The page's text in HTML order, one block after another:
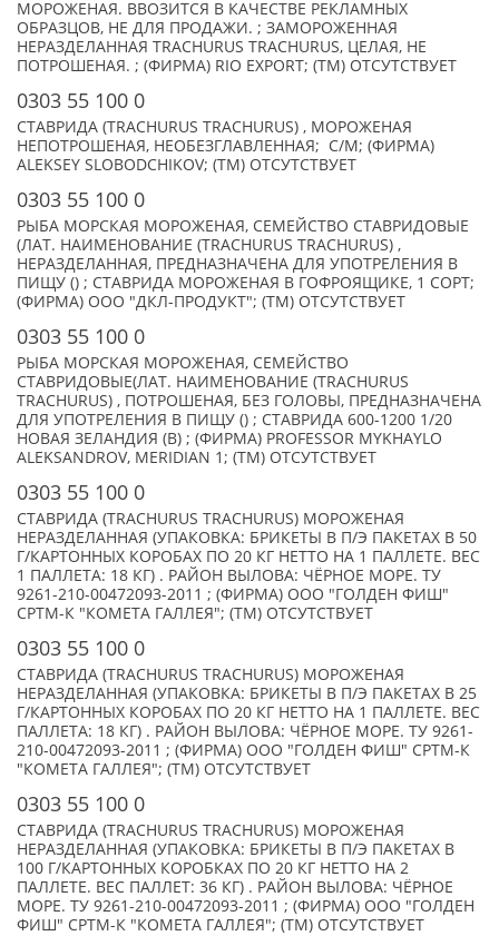
МОРОЖЕНАЯ. ВВОЗИТСЯ В КАЧЕСТВЕ РЕКЛАМНЫХ
ОБРАЗЦОВ, НЕ ДЛЯ ПРОДАЖИ. ; ЗАМОРОЖЕННАЯ
НЕРАЗДЕЛАННАЯ TRACHURUS TRACHURUS, ЦЕЛАЯ, НЕ
ПОТРОШЕНАЯ. ; (ФИРМА) RIO EXPORT; (TM) ОТСУТСТВУЕТ
0303 55 100 0
СТАВРИДА (TRACHURUS TRACHURUS) , МОРОЖЕНАЯ
НЕПОТРОШЕНАЯ, НЕОБЕЗГЛАВЛЕННАЯ; С/М; (ФИРМА)
ALEKSEY SLOBODCHIKOV; (TM) ОТСУТСТВУЕТ
0303 55 100 0
РЫБА МОРСКАЯ МОРОЖЕНАЯ, СЕМЕЙСТВО СТАВРИДОВЫЕ
(ЛАТ. НАИМЕНОВАНИЕ (TRACHURUS TRACHURUS) ,
НЕРАЗДЕЛАННАЯ, ПРЕДНАЗНАЧЕНА ДЛЯ УПОТРЕЛЕНИЯ В
ПИЩУ () ; СТАВРИДА МОРОЖЕНАЯ В ГОФРОЯЩИКЕ, 1 СОРТ;
(ФИРМА) ООО "ДКЛ-ПРОДУКТ"; (TM) ОТСУТСТВУЕТ
0303 55 100 0
РЫБА МОРСКАЯ МОРОЖЕНАЯ, СЕМЕЙСТВО
СТАВРИДОВЫЕ(ЛАТ. НАИМЕНОВАНИЕ (TRACHURUS
TRACHURUS) , ПОТРОШЕНАЯ, БЕЗ ГОЛОВЫ, ПРЕДНАЗНАЧЕНА
ДЛЯ УПОТРЕЛЕНИЯ В ПИЩУ () ; СТАВРИДА 600-1200 1/20
НОВАЯ ЗЕЛАНДИЯ (В) ; (ФИРМА) PROFESSOR MYKHAYLO
ALEKSANDROV, MERIDIAN 1; (TM) ОТСУТСТВУЕТ
0303 55 100 0
СТАВРИДА (TRACHURUS TRACHURUS) МОРОЖЕНАЯ
НЕРАЗДЕЛАННАЯ (УПАКОВКА: БРИКЕТЫ В П/Э ПАКЕТАХ В 50
Г/КАРТОННЫХ КОРОБАХ ПО 20 КГ НЕТТО НА 1 ПАЛЛЕТЕ. ВЕС
1 ПАЛЛЕТА: 18 КГ) . РАЙОН ВЫЛОВА: ЧЁРНОЕ МОРЕ. ТУ
9261-210-00472093-2011 ; (ФИРМА) ООО "ГОЛДЕН ФИШ"
СРТМ-К "КОМЕТА ГАЛЛЕЯ"; (TM) ОТСУТСТВУЕТ
0303 55 100 0
СТАВРИДА (TRACHURUS TRACHURUS) МОРОЖЕНАЯ
НЕРАЗДЕЛАННАЯ (УПАКОВКА: БРИКЕТЫ В П/Э ПАКЕТАХ В 25
Г/КАРТОННЫХ КОРОБАХ ПО 20 КГ НЕТТО НА 1 ПАЛЛЕТЕ. ВЕС
ПАЛЛЕТА: 18 КГ) . РАЙОН ВЫЛОВА: ЧЁРНОЕ МОРЕ. ТУ 9261-
210-00472093-2011 ; (ФИРМА) ООО "ГОЛДЕН ФИШ" СРТМ-К
"КОМЕТА ГАЛЛЕЯ"; (TM) ОТСУТСТВУЕТ
0303 55 100 0
СТАВРИДА (TRACHURUS TRACHURUS) МОРОЖЕНАЯ
НЕРАЗДЕЛАННАЯ (УПАКОВКА: БРИКЕТЫ В П/Э ПАКЕТАХ В
100 Г/КАРТОННЫХ КОРОБКАХ ПО 20 КГ НЕТТО НА 2
ПАЛЛЕТЕ. ВЕС ПАЛЛЕТ: 36 КГ) . РАЙОН ВЫЛОВА: ЧЁРНОЕ
МОРЕ. ТУ 9261-210-00472093-2011 ; (ФИРМА) ООО "ГОЛДЕН
ФИШ" СРТМ-К "КОМЕТА ГАЛЛЕЯ"; (TM) ОТСУТСТВУЕТ